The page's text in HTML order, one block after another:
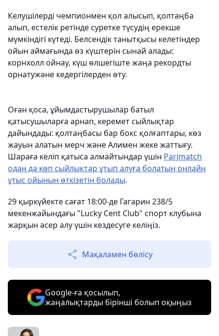
Келушілерді чемпионмен қол алысып, қолтаңба
алып, естелік ретінде суретке түсудің ерекше
мүмкіндігі күтеді. Белсендік танытқысы келетіндер
ойын аймағында өз күштерін сынай алады:
корнхолл ойнау, күш өлшегіште жаңа рекордты
орнатужәне кедергілерден өту.
Оған қоса, ұйымдастырушылар батыл
қатысушыларға арнап, керемет сыйлықтар
дайындады: қолтаңбасы бар бокс қолғаптары, көз
жауын алатын мерч және Алимен жеке жаттығу.
Шараға келіп қатыса алмайтындар үшін Parimatch
одан да көп сыйлықтар ұтып алуға болатын онлайн
ұтыс ойынын өткізетін болады.
29 қыркүйекте сағат 18:00-де Гагарин 238/5
мекенжайындағы "Lucky Cent Club" спорт клубына
жарқын әсер алу үшін кездесуге келіңіз.
Мақаламен бөлісу
Google-ға қосылып,
жаңалықтарды бірінші болып оқыңыз